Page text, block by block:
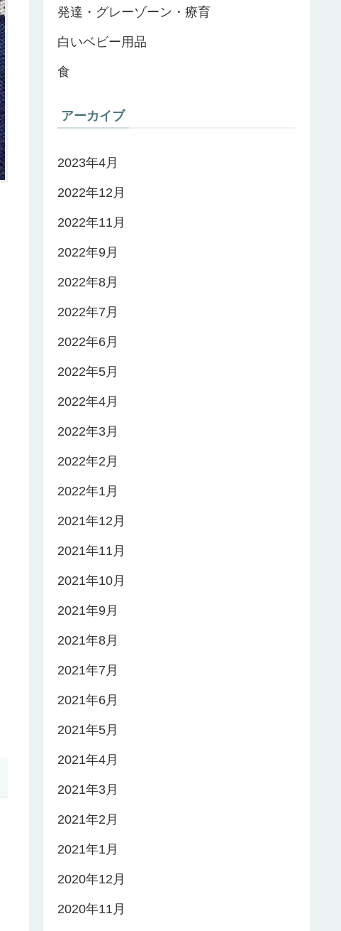
発達・グレーゾーン・療育
白いベビー用品
食
アーカイブ
2023年4月
2022年12月
2022年11月
2022年9月
2022年8月
2022年7月
2022年6月
2022年5月
2022年4月
2022年3月
2022年2月
2022年1月
2021年12月
2021年11月
2021年10月
2021年9月
2021年8月
2021年7月
2021年6月
2021年5月
2021年4月
2021年3月
2021年2月
2021年1月
2020年12月
2020年11月